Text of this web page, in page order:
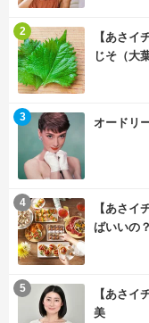
【あさ
じそ（大
2
オードリ
3
【あさ
ばいいの
4
【あさ
美
5